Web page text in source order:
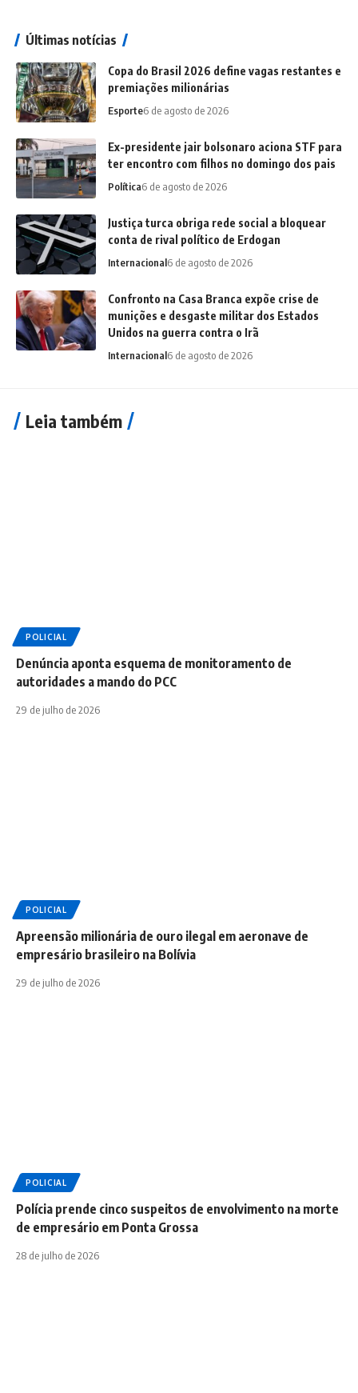
Últimas notícias
Copa do Brasil 2026 define vagas restantes e
premiações milionárias
Esporte6 de agosto de 2026
Ex-presidente jair bolsonaro aciona STF para
ter encontro com filhos no domingo dos pais
Política6 de agosto de 2026
Justiça turca obriga rede social a bloquear
conta de rival político de Erdogan
Internacional6 de agosto de 2026
Confronto na Casa Branca expõe crise de
munições e desgaste militar dos Estados
Unidos na guerra contra o Irã
Internacional6 de agosto de 2026
Leia também
POLICIAL
Denúncia aponta esquema de monitoramento de
autoridades a mando do PCC
29 de julho de 2026
POLICIAL
Apreensão milionária de ouro ilegal em aeronave de
empresário brasileiro na Bolívia
29 de julho de 2026
POLICIAL
Polícia prende cinco suspeitos de envolvimento na morte
de empresário em Ponta Grossa
28 de julho de 2026